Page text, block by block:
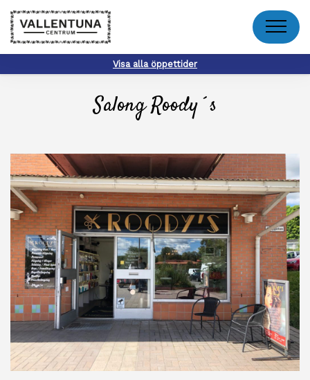
Meny
Visa alla öppettider
Salong Roody´s